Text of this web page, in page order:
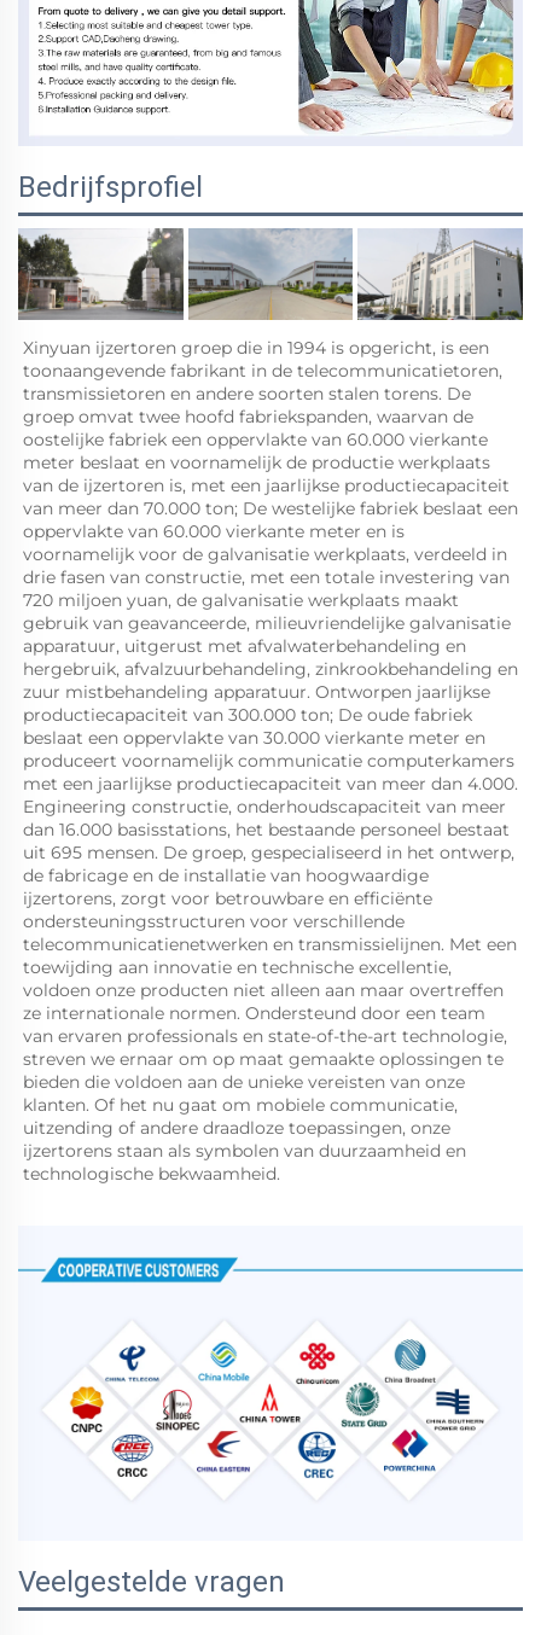
Bedrijfsprofiel
Xinyuan ijzertoren groep die in 1994 is opgericht, is een
toonaangevende fabrikant in de telecommunicatietoren,
transmissietoren en andere soorten stalen torens. De
groep omvat twee hoofd fabriekspanden, waarvan de
oostelijke fabriek een oppervlakte van 60.000 vierkante
meter beslaat en voornamelijk de productie werkplaats
van de ijzertoren is, met een jaarlijkse productiecapaciteit
van meer dan 70.000 ton; De westelijke fabriek beslaat een
oppervlakte van 60.000 vierkante meter en is
voornamelijk voor de galvanisatie werkplaats, verdeeld in
drie fasen van constructie, met een totale investering van
720 miljoen yuan, de galvanisatie werkplaats maakt
gebruik van geavanceerde, milieuvriendelijke galvanisatie
apparatuur, uitgerust met afvalwaterbehandeling en
hergebruik, afvalzuurbehandeling, zinkrookbehandeling en
zuur mistbehandeling apparatuur. Ontworpen jaarlijkse
productiecapaciteit van 300.000 ton; De oude fabriek
beslaat een oppervlakte van 30.000 vierkante meter en
produceert voornamelijk communicatie computerkamers
met een jaarlijkse productiecapaciteit van meer dan 4.000.
Engineering constructie, onderhoudscapaciteit van meer
dan 16.000 basisstations, het bestaande personeel bestaat
uit 695 mensen. De groep, gespecialiseerd in het ontwerp,
de fabricage en de installatie van hoogwaardige
ijzertorens, zorgt voor betrouwbare en efficiënte
ondersteuningsstructuren voor verschillende
telecommunicatienetwerken en transmissielijnen. Met een
toewijding aan innovatie en technische excellentie,
voldoen onze producten niet alleen aan maar overtreffen
ze internationale normen. Ondersteund door een team
van ervaren professionals en state-of-the-art technologie,
streven we ernaar om op maat gemaakte oplossingen te
bieden die voldoen aan de unieke vereisten van onze
klanten. Of het nu gaat om mobiele communicatie,
uitzending of andere draadloze toepassingen, onze
ijzertorens staan als symbolen van duurzaamheid en
technologische bekwaamheid.
Veelgestelde vragen